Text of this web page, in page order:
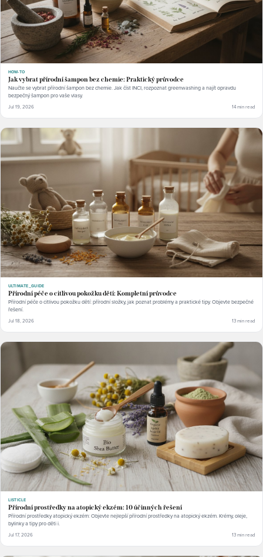
HOW-TO
Jak vybrat přírodní šampon bez chemie: Praktický průvodce
Naučte se vybrat přírodní šampon bez chemie. Jak číst INCI, rozpoznat greenwashing a najít opravdu
bezpečný šampon pro vaše vlasy.
Jul 19, 2026 14 min read
ULTIMATE_GUIDE
Přírodní péče o citlivou pokožku dětí: Kompletní průvodce
Přírodní péče o citlivou pokožku dětí: přírodní složky, jak poznat problémy a praktické tipy. Objevte bezpečné
řešení.
Jul 18, 2026 13 min read
LISTICLE
Přírodní prostředky na atopický ekzém: 10 účinných řešení
Přírodní prostředky atopický ekzém: Objevte nejlepší přírodní prostředky na atopický ekzém. Krémy, oleje,
bylinky a tipy pro děti i.
Jul 17, 2026 13 min read